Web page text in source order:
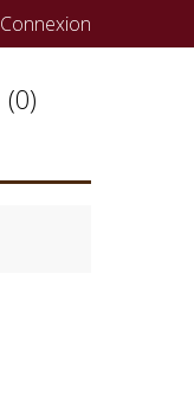
Connexion
(0)